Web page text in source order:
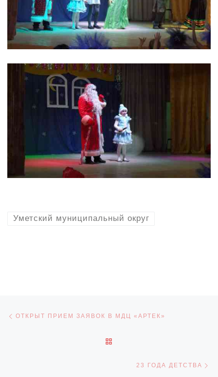
Уметский муниципальный округ
Навигация по записям
ОТКРЫТ ПРИЕМ ЗАЯВОК В МДЦ «АРТЕК»
23 ГОДА ДЕТСТВА